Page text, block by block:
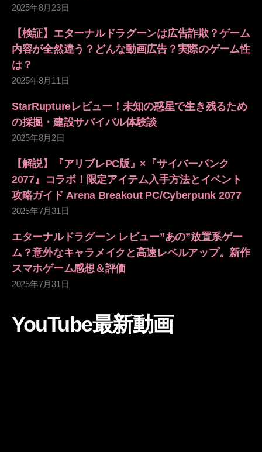
2025年8月23日
【検証】エターナルドラグーンは広告詐欺？ゲーム
内容が全然違う？どんな動画広告？実際のゲーム性
は？
2025年8月11日
StarRuptureレビュー！未知の惑星で生き残るため
の採掘・建設サバイバル体験談
2025年8月2日
【解説】『アリブレPC版』×『サイバーパンク
2077』コラボ！限定アイテム入手方法とイベント
攻略ガイド Arena Breakout PC/Cyberpunk 2077
2025年7月31日
エターナルドラグーン レビュー”あの”放置系ゲー
ム？意外なキャラメイクと高速レベルアップ。新作
スマホゲーム感想＆評価
2025年7月31日
YouTube最新動画